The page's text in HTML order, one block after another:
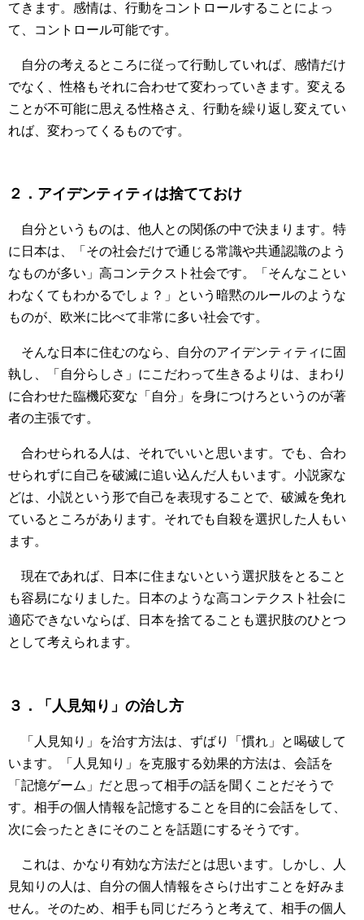
てきます。感情は、行動をコントロールすることによっ
て、コントロール可能です。
自分の考えるところに従って行動していれば、感情だけ
でなく、性格もそれに合わせて変わっていきます。変える
ことが不可能に思える性格さえ、行動を繰り返し変えてい
れば、変わってくるものです。
２．アイデンティティは捨てておけ
自分というものは、他人との関係の中で決まります。特
に日本は、「その社会だけで通じる常識や共通認識のよう
なものが多い」高コンテクスト社会です。「そんなことい
わなくてもわかるでしょ？」という暗黙のルールのような
ものが、欧米に比べて非常に多い社会です。
そんな日本に住むのなら、自分のアイデンティティに固
執し、「自分らしさ」にこだわって生きるよりは、まわり
に合わせた臨機応変な「自分」を身につけろというのが著
者の主張です。
合わせられる人は、それでいいと思います。でも、合わ
せられずに自己を破滅に追い込んだ人もいます。小説家な
どは、小説という形で自己を表現することで、破滅を免れ
ているところがあります。それでも自殺を選択した人もい
ます。
現在であれば、日本に住まないという選択肢をとること
も容易になりました。日本のような高コンテクスト社会に
適応できないならば、日本を捨てることも選択肢のひとつ
として考えられます。
３．「人見知り」の治し方
「人見知り」を治す方法は、ずばり「慣れ」と喝破して
います。「人見知り」を克服する効果的方法は、会話を
「記憶ゲーム」だと思って相手の話を聞くことだそうで
す。相手の個人情報を記憶することを目的に会話をして、
次に会ったときにそのことを話題にするそうです。
これは、かなり有効な方法だとは思います。しかし、人
見知りの人は、自分の個人情報をさらけ出すことを好みま
せん。そのため、相手も同じだろうと考えて、相手の個人